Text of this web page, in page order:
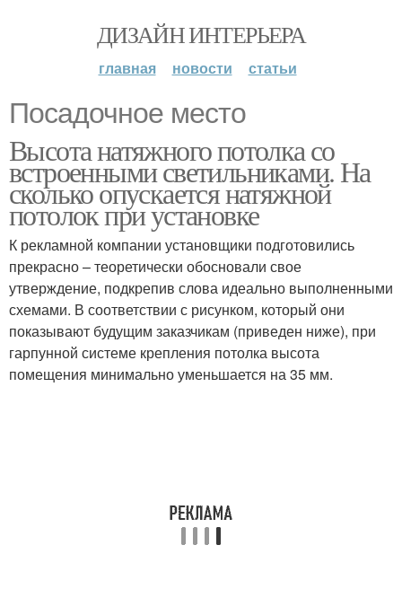
ДИЗАЙН ИНТЕРЬЕРА
главная новости статьи
Посадочное место
Высота натяжного потолка со
встроенными светильниками. На
сколько опускается натяжной
потолок при установке
К рекламной компании установщики подготовились
прекрасно – теоретически обосновали свое
утверждение, подкрепив слова идеально выполненными
схемами. В соответствии с рисунком, который они
показывают будущим заказчикам (приведен ниже), при
гарпунной системе крепления потолка высота
помещения минимально уменьшается на 35 мм.